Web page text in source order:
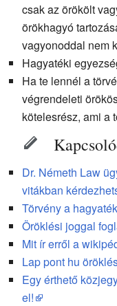
csak az örökölt
örökhagyó
vagyonoddal nem
Hagyatéki
Ha te lennél a
végrendeleti
kötelesrész, ami a
Dr. Németh Law
vitákban
Törvény a
Öröklési joggal
Mit ír erről a
Lap pont hu
Egy érthető
el!